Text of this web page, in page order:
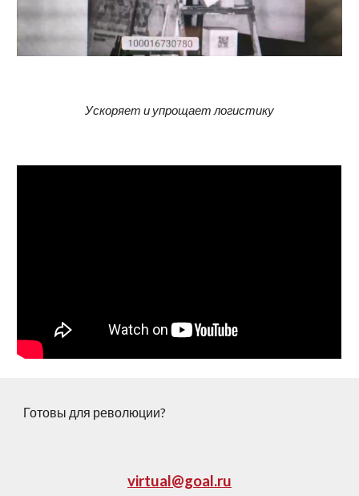
Ускоряет и упрощает логистику
Готовы для революции?
virtual@goal.ru